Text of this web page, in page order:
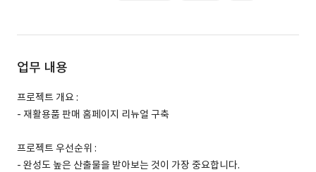
업무 내용
프로젝트 개요 :
- 재활용품 판매 홈페이지 리뉴얼 구축
프로젝트 우선순위 :
- 완성도 높은 산출물을 받아보는 것이 가장 중요합니다.